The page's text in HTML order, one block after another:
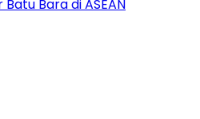
Bara di ASEAN